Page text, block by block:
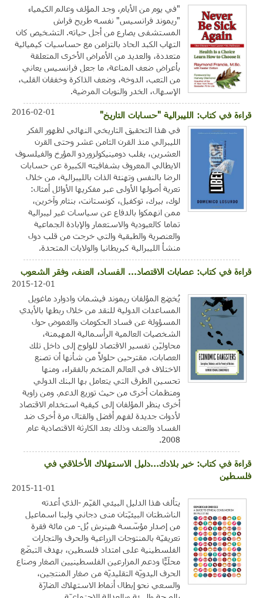
"في يوم من الأيام، وجد المؤلف وعالم الكيمياء
"ريموند فرانسيس" نفسه طريح فراش
المستشفى يصارع من أجل حياته. التشخيص كان
التهاب الكبد الحاد بالتزامن مع حساسيات كيميائية
متعددة، والعديد من الأمراض الأخرى المتعلقة
بأعراض ضعف المناعة، ما جعل فرانسيس يعاني
من التعب، الدوخة، وضعف الذاكرة وخفقان القلب،
الإسهال، الخدر والنوبات المرضية.
قراءة في كتاب: الليبرالية "حسابات التاريخ"
2016-02-01
في هذا التحقيق التاريخي النهائي لظهور الفكر
الليبرالي منذ القرن الثامن عشر وحتى القرن
العشرين، يقلب دومينيكولزوردو المؤرخ والفيلسوف
الايطالي المعروف بشفافيته الكبيرة عن حسابات
الرضا بالنفس وتهنئة الذات بالليبرالية، من خلال
تعرية أصولها الأولى عبر مفكريها الأوائل أمثال:
لوك، بيرك، توكفيل، كونستانت، بنثام وآخرين،
ممن انهمكوا بالدفاع عن سياسات غير ليبرالية
تماما كالعبودية والاستعمار والإبادة الجماعية
والعنصرية والطبقية والتي خرجت من قلب دول
منشأ الليبرالية كبريطانيا والولايات المتحدة.
قراءة في كتاب: عصابات الاقتصاد... الفساد، العنف، وفقر الشعوب
2015-12-01
يُخضِع المؤلفان ريموند فيشمان وادوارد ماغويل
المساعدات الدولية للنقد من خلال ربطها بالأيدي
المسؤولة عن فساد الحكومات والغموض حول
الشخصيات العالمية الرأسمالية المهيمنة،
محاوليّن تفسير الاقتصاد للولوج إلى داخل تلك
العصابات، مقترحين حلولاً من شأنها أن تصنع
الاختلاف في العالم المتخم بالفقراء، ومنها
تحسين الطرق التي يتعامل بها البنك الدولي
ومنظمات أخرى من حيث توزيع الدعم. ومن زاوية
أخرى ينظر المؤلفان إلى كيفية استخدام الاقتصاد
لأدوات جديدة لفهم أفضل والقتال مرة أخرى ضد
الفساد والعنف وذلك بعد الكارثة الاقتصادية عام
2008.
قراءة في كتاب: خير بلادك...دليل الاستهلاك الأخلاقي في
فلسطين
2015-11-01
يتألف هذا الدليل البيئي القيّم -الذي أعدته
الناشطتان البيئيّتان منى دجاني ولينا اسماعيل
من إصدار مؤسّسة هينرش بُل- من مائة فقرة
تعريفيّة بالمنتوجات الزراعية والحرف والتجارات
الفلسطينية على امتداد فلسطين، بهدف التبضّع
محلّيًّا ودعم المزارعين الفلسطينيين الصغار وصناع
الحرف اليدويّة التقليديّة من صغار المنتجين،
والسعي نحو إبطال أنماط الاستهلاك الضارّة